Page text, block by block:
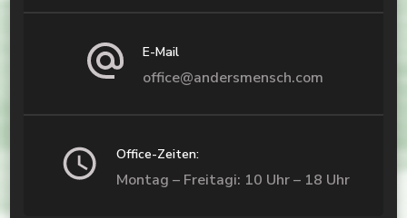
E-Mail
office@andersmensch.com
Office-Zeiten:
Montag – Freitagi: 10 Uhr – 18 Uhr